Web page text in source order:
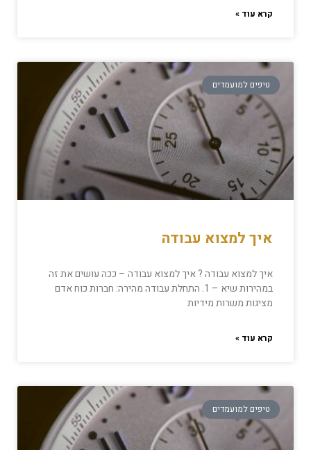
קרא עוד »
טיפים למועמדים
איך למצוא עבודה
איך למצוא עבודה ? איך למצוא עבודה – ככה עושים את זה
במהירות שיא – 1. התחלת עבודה מהירה: חברות כוח אדם
מציגות משרות מידיות
קרא עוד »
טיפים למועמדים